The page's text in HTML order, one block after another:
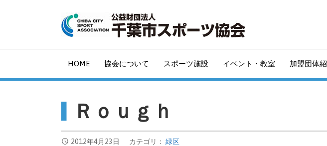
ン
へ
公益財
HOME 協会について スポーツ施設 イベント・教室 加盟団体
Ｒｏｕｇｈ
2012年4月23日 カテゴリ： 緑区